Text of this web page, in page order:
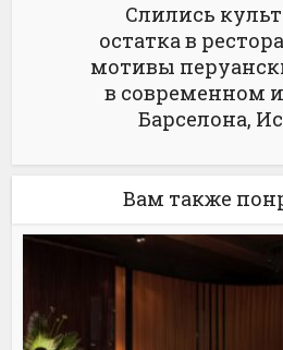
Слились
остатка в
мотивы
в современном
Барселона,
Вам также